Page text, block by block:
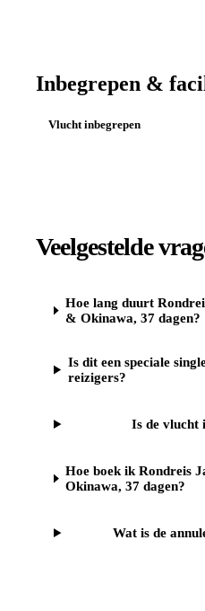
Inbegrepen &
Vlucht inbegrepen
Veelgestelde
Hoe lang duurt
& Okinawa, 37 dagen?
Is dit een speciale
reizigers?
Is de vlucht
Hoe boek ik Rondreis
Okinawa, 37 dagen?
Wat is de